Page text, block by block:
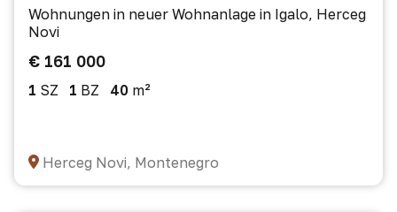
Wohnungen in neuer Wohnanlage in Igalo, Herceg
Novi
€ 161 000
1 SZ 1 BZ 40 m²
Herceg Novi, Montenegro